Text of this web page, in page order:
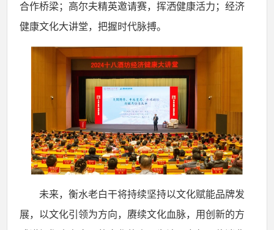
合作桥梁；高尔夫精英邀请赛，挥洒健康活力；经济
健康文化大讲堂，把握时代脉搏。
未来，衡水老白干将持续坚持以文化赋能品牌发
展，以文化引领为方向，赓续文化血脉，用创新的方